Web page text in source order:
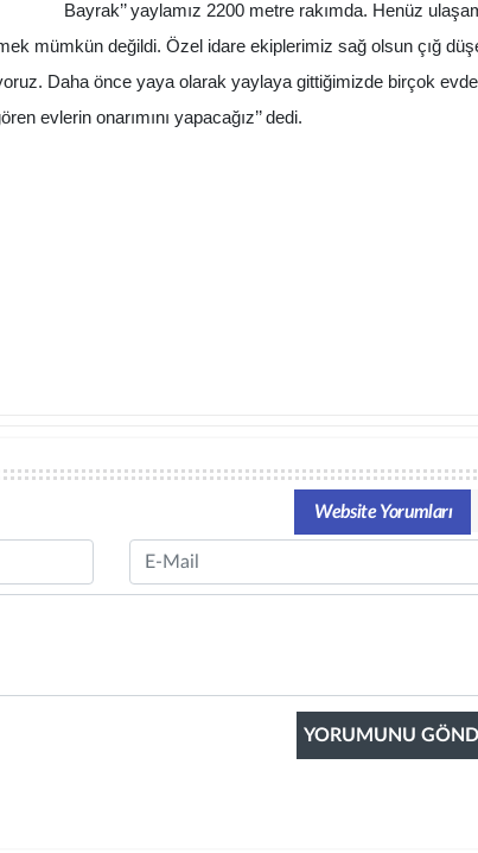
Bayrak’’ yaylamız 2200 metre rakımda. Henüz
mümkün değildi. Özel idare ekiplerimiz sağ olsun çığ
Daha önce yaya olarak yaylaya gittiğimizde birçok evde
evlerin onarımını yapacağız’’ dedi.
Website Yorumları
Email